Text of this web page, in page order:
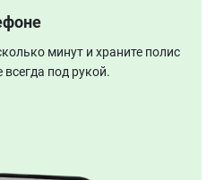
минут и храните полис
под рукой.